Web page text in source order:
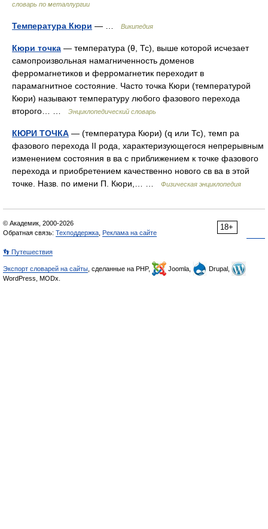
словарь по металлургии
Температура Кюри — … Википедия
Кюри точка — температура (θ, Тс), выше которой исчезает
самопроизвольная намагниченность доменов
ферромагнетиков и ферромагнетик переходит в
парамагнитное состояние. Часто точка Кюри (температурой
Кюри) называют температуру любого фазового перехода
второго… …
Энциклопедический словарь
КЮРИ ТОЧКА — (температура Кюри) (q или Тс), темп pa
фазового перехода II рода, характеризующегося непрерывным
изменением состояния в ва с приближением к точке фазового
перехода и приобретением качественно нового св ва в этой
точке. Назв. по имени П. Кюри,… …
Физическая энциклопедия
18+
© Академик, 2000-2026
Обратная связь: Техподдержка Реклама на сайте
👣 Путешествия
Экспорт словарей на сайты , сделанные на PHP, Joomla,
Drupal,
WordPress, MODx.